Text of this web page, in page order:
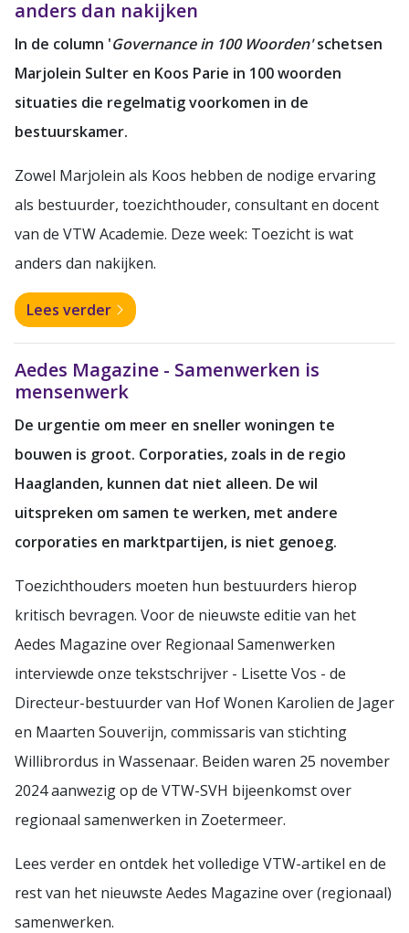
anders dan nakijken
In de column 'Governance in 100 Woorden'schetsen
Marjolein Sulter en Koos Parie in 100 woorden
situaties die regelmatig voorkomen in de
bestuurskamer.
Zowel Marjolein als Koos hebben de nodige ervaring
als bestuurder, toezichthouder, consultant en docent
van de VTW Academie. Deze week: Toezicht is wat
anders dan nakijken.
Lees verder
Aedes Magazine - Samenwerken is
mensenwerk
De urgentie om meer en sneller woningen te
bouwen is groot. Corporaties, zoals in de regio
Haaglanden, kunnen dat niet alleen. De wil
uitspreken om samen te werken, met andere
corporaties en marktpartijen, is niet genoeg.
Toezichthouders moeten hun bestuurders hierop
kritisch bevragen. Voor de nieuwste editie van het
Aedes Magazine over Regionaal Samenwerken
interviewde onze tekstschrijver - Lisette Vos - de
Directeur-bestuurder van Hof Wonen Karolien de Jager
en Maarten Souverijn, commissaris van stichting
Willibrordus in Wassenaar. Beiden waren 25 november
2024 aanwezig op de VTW-SVH bijeenkomst over
regionaal samenwerken in Zoetermeer.
Lees verder en ontdek het volledige VTW-artikel en de
rest van het nieuwste Aedes Magazine over (regionaal)
samenwerken.